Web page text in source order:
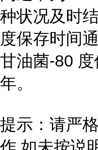
种状况及时
度保存时间
甘油菌-80
年。
提示：请严